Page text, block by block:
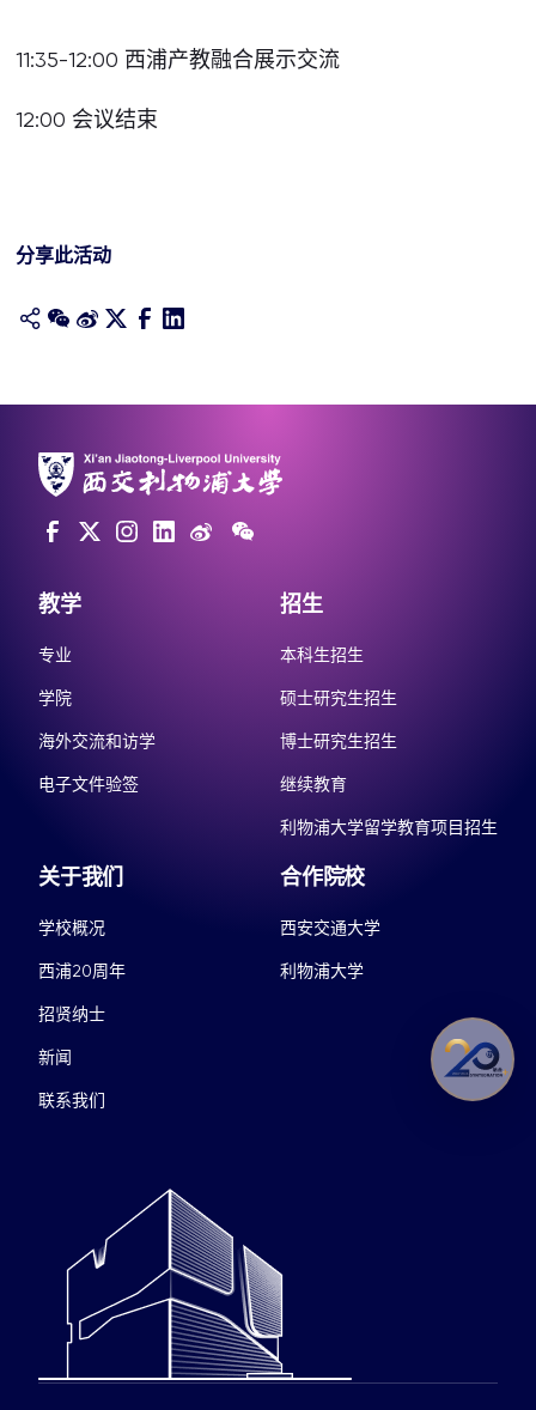
11:35-12:00 西浦产教融合展示交流
12:00 会议结束
分享此活动
教学
专业
学院
海外交流和访学
电子文件验签
招生
本科生招生
硕士研究生招生
博士研究生招生
继续教育
利物浦大学留学教育项目招生
关于我们
学校概况
西浦20周年
招贤纳士
新闻
联系我们
合作院校
西安交通大学
利物浦大学